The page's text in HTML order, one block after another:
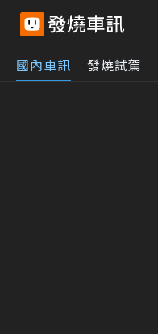
國內車訊 發燒試駕